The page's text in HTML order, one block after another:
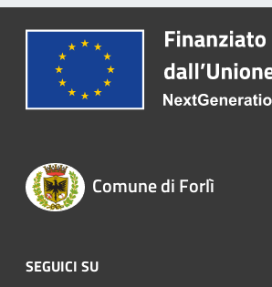
Comune di Forlì
SEGUICI SU